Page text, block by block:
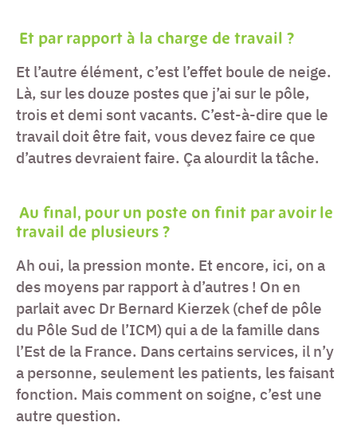
Et par rapport à la charge de travail ?
Et l’autre élément, c’est l’effet boule de neige.
Là, sur les douze postes que j’ai sur le pôle,
trois et demi sont vacants. C’est-à-dire que le
travail doit être fait, vous devez faire ce que
d’autres devraient faire. Ça alourdit la tâche.
Au final, pour un poste on finit par avoir le
travail de plusieurs ?
Ah oui, la pression monte. Et encore, ici, on a
des moyens par rapport à d’autres ! On en
parlait avec Dr Bernard Kierzek (chef de pôle
du Pôle Sud de l’ICM) qui a de la famille dans
l’Est de la France. Dans certains services, il n’y
a personne, seulement les patients, les faisant
fonction. Mais comment on soigne, c’est une
autre question.